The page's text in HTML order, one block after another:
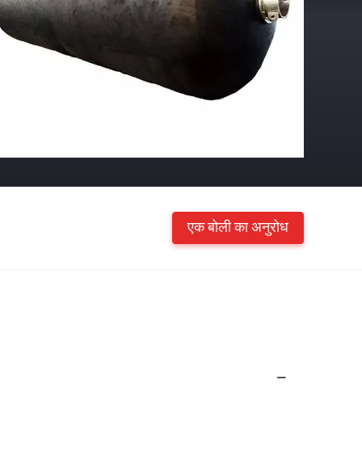
एक बोली का अनुरोध